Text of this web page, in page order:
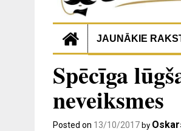
JAUNĀKIE
Spēcīga
neveiksmes
Posted on 13/10/2017 by